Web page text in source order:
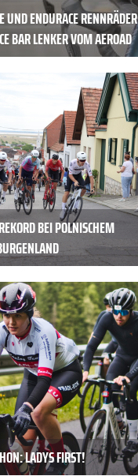
ENDURACE RENNRÄDER
BAR LENKER VOM AEROAD
BEI POLNISCHEM
LADYS FIRST!